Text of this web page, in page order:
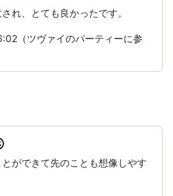
れ、とても良かったです。
（ツヴァイのパーティーに参
ができて先のことも想像しやす